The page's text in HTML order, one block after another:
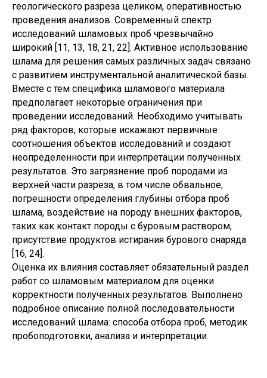
геологического разреза целиком, оперативностью
проведения анализов. Современный спектр
исследований шламовых проб чрезвычайно
широкий [11, 13, 18, 21, 22]. Активное использование
шлама для решения самых различных задач связано
с развитием инструментальной аналитической базы.
Вместе с тем специфика шламового материала
предполагает некоторые ограничения при
проведении исследований. Необходимо учитывать
ряд факторов, которые искажают первичные
соотношения объектов исследований и создают
неопределенности при интерпретации полученных
результатов. Это загрязнение проб породами из
верхней части разреза, в том числе обвальное,
погрешности определения глубины отбора проб
шлама, воздействие на породу внешних факторов,
таких как контакт породы с буровым раствором,
присутствие продуктов истирания бурового снаряда
[16, 24].
Оценка их влияния составляет обязательный раздел
работ со шламовым материалом для оценки
корректности полученных результатов. Выполнено
подробное описание полной последовательности
исследований шлама: способа отбора проб, методик
пробоподготовки, анализа и интерпретации.